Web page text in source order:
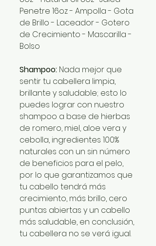
Penetre 16oz - Ampolla - Gota
de Brillo - Laceador - Gotero
de Crecimiento - Mascarilla -
Bolso
Shampoo: Nada mejor que
sentir tu cabellera limpia,
brillante y saludable; esto lo
puedes lograr con nuestro
shampoo a base de hierbas
de romero, miel, aloe vera y
cebolla, ingredientes 100%
naturales con un sin número
de beneficios para el pelo,
por lo que garantizamos que
tu cabello tendrá más
crecimiento, más brillo, cero
puntas abiertas y un cabello
más saludable, en conclusión,
tu cabellera no se verá igual.